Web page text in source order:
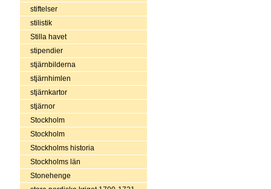
stiftelser
stilistik
Stilla havet
stipendier
stjärnbilderna
stjärnhimlen
stjärnkartor
stjärnor
Stockholm
Stockholm
Stockholms historia
Stockholms län
Stonehenge